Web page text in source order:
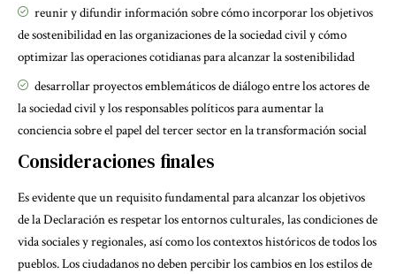
reunir y difundir información sobre cómo incorporar los objetivos
de sostenibilidad en las organizaciones de la sociedad civil y cómo
optimizar las operaciones cotidianas para alcanzar la sostenibilidad
desarrollar proyectos emblemáticos de diálogo entre los actores de
la sociedad civil y los responsables políticos para aumentar la
conciencia sobre el papel del tercer sector en la transformación social
Consideraciones finales
Es evidente que un requisito fundamental para alcanzar los objetivos
de la Declaración es respetar los entornos culturales, las condiciones de
vida sociales y regionales, así como los contextos históricos de todos los
pueblos. Los ciudadanos no deben percibir los cambios en los estilos de